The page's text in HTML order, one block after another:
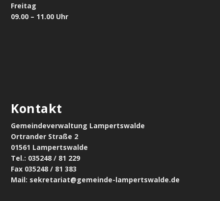
Freitag
09.00 – 11.00 Uhr
Kontakt
Gemeindeverwaltung Lampertswalde
Ortrander Straße 2
01561 Lampertswalde
Tel.: 035248 / 81 229
Fax 035248 / 81 383
Mail: sekretariat@gemeinde-lampertswalde.de